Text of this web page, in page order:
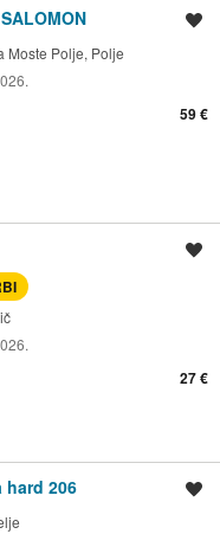
Moste Polje, Polje
59 €
27 €
hard 206